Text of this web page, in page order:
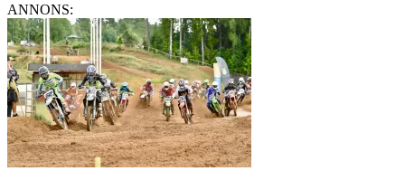
ANNONS: